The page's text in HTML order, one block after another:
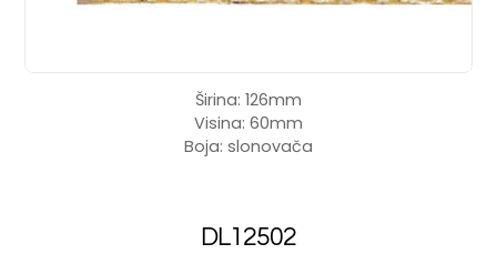
Širina: 126mm
Visina: 60mm
Boja: slonovača
DL12502